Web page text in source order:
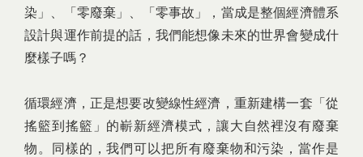
染」、「零廢棄」、「零事故」，當成是整個經濟體系
設計與運作前提的話，我們能想像未來的世界會變成什
麼樣子嗎？
循環經濟，正是想要改變線性經濟，重新建構一套「從
搖籃到搖籃」的嶄新經濟模式，讓大自然裡沒有廢棄
物。同樣的，我們可以把所有廢棄物和污染，當作是